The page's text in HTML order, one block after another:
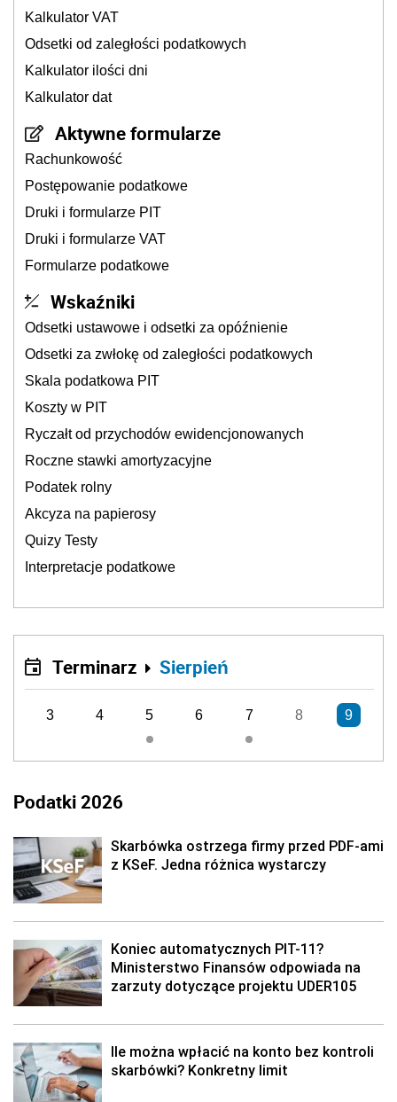
Kalkulator VAT
Odsetki od zaległości podatkowych
Kalkulator ilości dni
Kalkulator dat
Aktywne formularze
Rachunkowość
Postępowanie podatkowe
Druki i formularze PIT
Druki i formularze VAT
Formularze podatkowe
Wskaźniki
Odsetki ustawowe i odsetki za opóźnienie
Odsetki za zwłokę od zaległości podatkowych
Skala podatkowa PIT
Koszty w PIT
Ryczałt od przychodów ewidencjonowanych
Roczne stawki amortyzacyjne
Podatek rolny
Akcyza na papierosy
Quizy Testy
Interpretacje podatkowe
Terminarz Sierpień
3 4 5 6 7 8 9
Podatki 2026
Skarbówka ostrzega firmy przed PDF-ami
z KSeF. Jedna różnica wystarczy
Koniec automatycznych PIT-11?
Ministerstwo Finansów odpowiada na
zarzuty dotyczące projektu UDER105
Ile można wpłacić na konto bez kontroli
skarbówki? Konkretny limit